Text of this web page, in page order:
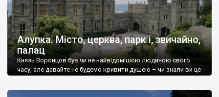
Алупка. Місто, церква, парк і, звичайно,
палац
Князь Воронцов був чи не найвідомішою людиною свого
часу, але давайте не будемо кривити душею – чи знали ви це